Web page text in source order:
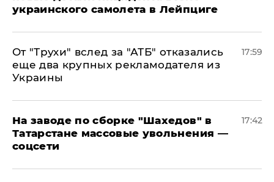
украинского самолета в Лейпциге
От "Трухи" вслед за "АТБ" отказались
еще два крупных рекламодателя из
Украины
17:59
На заводе по сборке "Шахедов" в
Татарстане массовые увольнения —
соцсети
17:42